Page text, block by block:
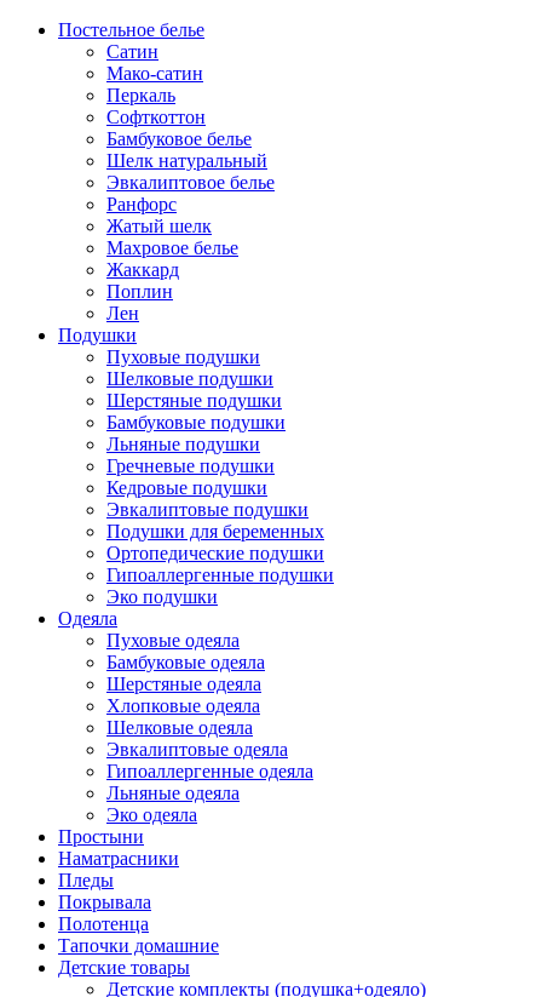
Постельное белье
Сатин
Мако-сатин
Перкаль
Софткоттон
Бамбуковое белье
Шелк натуральный
Эвкалиптовое белье
Ранфорс
Жатый шелк
Махровое белье
Жаккард
Поплин
Лен
Подушки
Пуховые подушки
Шелковые подушки
Шерстяные подушки
Бамбуковые подушки
Льняные подушки
Гречневые подушки
Кедровые подушки
Эвкалиптовые подушки
Подушки для беременных
Ортопедические подушки
Гипоаллергенные подушки
Эко подушки
Одеяла
Пуховые одеяла
Бамбуковые одеяла
Шерстяные одеяла
Хлопковые одеяла
Шелковые одеяла
Эвкалиптовые одеяла
Гипоаллергенные одеяла
Льняные одеяла
Эко одеяла
Простыни
Наматрасники
Пледы
Покрывала
Полотенца
Тапочки домашние
Детские товары
Детские комплекты (подушка+одеяло)